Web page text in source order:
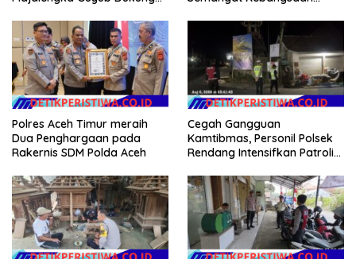
Kahayang
Merah Putih
Polres Aceh Timur meraih
Dua Penghargaan pada
Rakernis SDM Polda Aceh
Cegah Gangguan
Kamtibmas, Personil Polsek
Rendang Intensifkan Patroli